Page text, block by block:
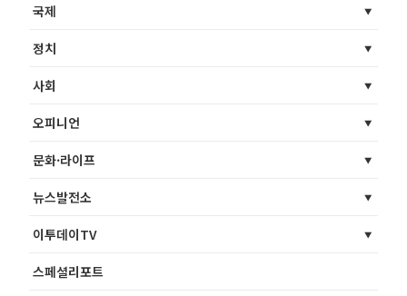
국제
정치
사회
오피니언
문화·라이프
뉴스발전소
이투데이TV
스페셜리포트